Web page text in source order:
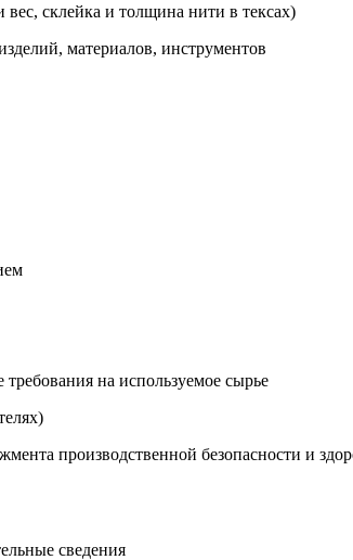
вес, склейка и толщина нити в тексах)
материалов, инструментов
на используемое сырье
производственной безопасности и
сведения